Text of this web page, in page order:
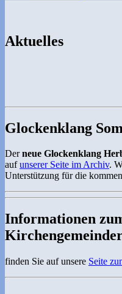
Aktuelles
Glockenklang
Derneue Glockenklang
aufunserer Seite im Archiv.
Unterstützung für die
Informationen
finden Sie auf unsere Seite